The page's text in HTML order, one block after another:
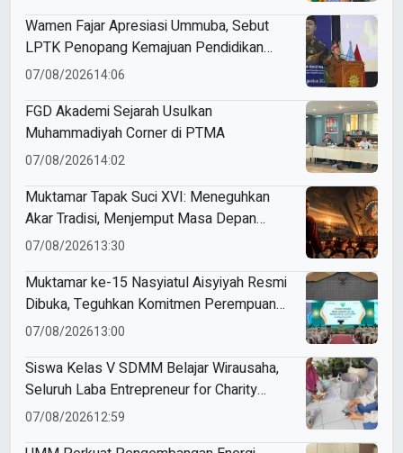
Wamen Fajar Apresiasi Ummuba, Sebut
LPTK Penopang Kemajuan Pendidikan
Indonesia
07/08/202614:06
FGD Akademi Sejarah Usulkan
Muhammadiyah Corner di PTMA
07/08/202614:02
Muktamar Tapak Suci XVI: Meneguhkan
Akar Tradisi, Menjemput Masa Depan
Mendunia
07/08/202613:30
Muktamar ke-15 Nasyiatul Aisyiyah Resmi
Dibuka, Teguhkan Komitmen Perempuan
Muda Berkemajuan
07/08/202613:00
Siswa Kelas V SDMM Belajar Wirausaha,
Seluruh Laba Entrepreneur for Charity
Didonasikan
07/08/202612:59